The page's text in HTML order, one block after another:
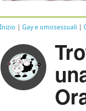
Inizio Gay e omosessuali